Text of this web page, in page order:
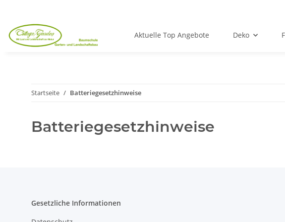
Aktuelle Top Angebote Deko
Startseite Batteriegesetzhinweise
Batteriegesetzhinweise
Gesetzliche Informationen